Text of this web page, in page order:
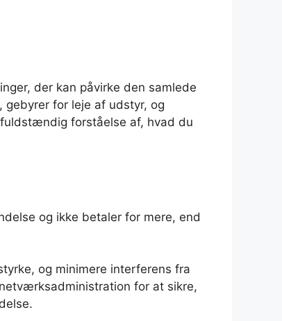
der kan påvirke den samlede
gebyrer for leje af udstyr, og
forståelse af, hvad du
og ikke betaler for mere, end
og minimere interferens fra
for at sikre,